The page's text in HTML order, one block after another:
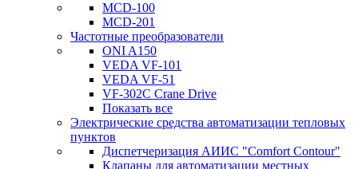
MCD-100
MCD-201
Частотные преобразователи
ONI A150
VEDA VF-101
VEDA VF-51
VF-302C Crane Drive
Показать все
Электрические средства автоматизации тепловых
пунктов
Диспетчеризация АИИС "Comfort Contour"
Клапаны для автоматизации местных